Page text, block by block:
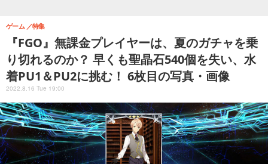
『FGO』無課金プレイヤーは、夏のガチャを乗
り切れるのか？ 早くも聖晶石540個を失い、水
着PU1＆PU2に挑む！ 6枚目の写真・画像
ゲーム 特集
2022.8.16 Tue 19:00